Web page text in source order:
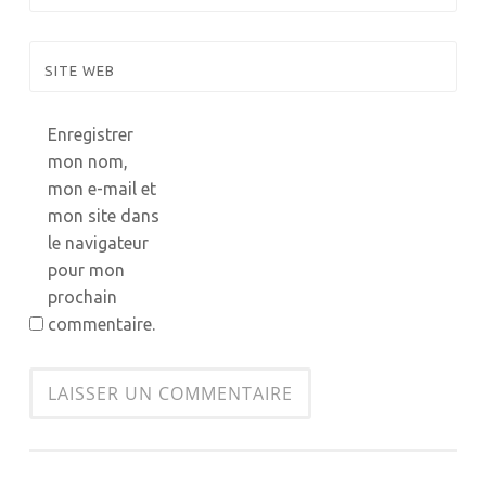
SITE WEB
Enregistrer
mon nom,
mon e-mail et
mon site dans
le navigateur
pour mon
prochain
commentaire.